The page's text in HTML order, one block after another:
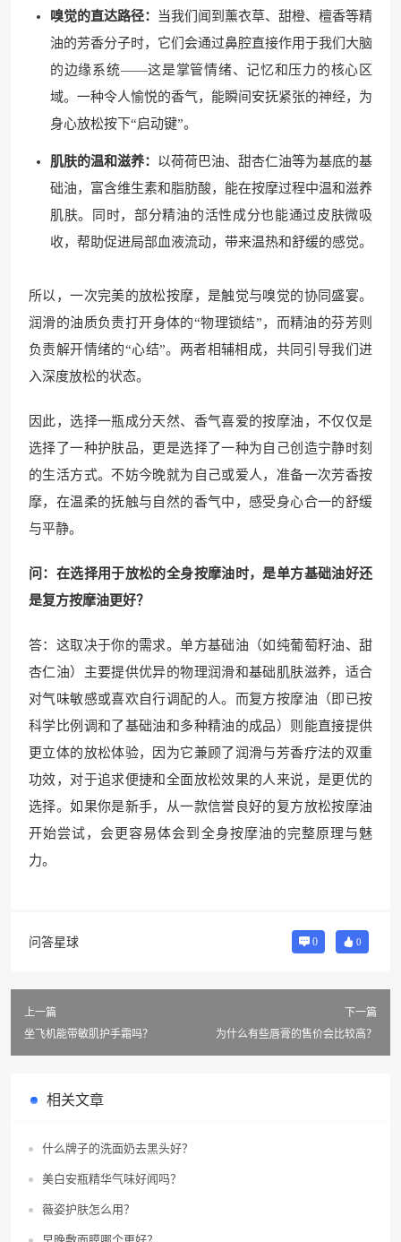
嗅觉的直达路径：
当我们闻到薰衣草、甜橙、檀香等精
油的芳香分子时，它们会通过鼻腔直接作用于我们大脑
的边缘系统——这是掌管情绪、记忆和压力的核心区
域。一种令人愉悦的香气，能瞬间安抚紧张的神经，为
身心放松按下“启动键”。
肌肤的温和滋养： 以荷荷巴油、甜杏仁油等为基底的基
础油，富含维生素和脂肪酸，能在按摩过程中温和滋养
肌肤。同时，部分精油的活性成分也能通过皮肤微吸
收，帮助促进局部血液流动，带来温热和舒缓的感觉。
所以，一次完美的放松按摩，是触觉与嗅觉的协同盛宴。
润滑的油质负责打开身体的“物理锁结”，而精油的芬芳则
负责解开情绪的“心结”。两者相辅相成，共同引导我们进
入深度放松的状态。
因此，选择一瓶成分天然、香气喜爱的按摩油，不仅仅是
选择了一种护肤品，更是选择了一种为自己创造宁静时刻
的生活方式。不妨今晚就为自己或爱人，准备一次芳香按
摩，在温柔的抚触与自然的香气中，感受身心合一的舒缓
与平静。
问：在选择用于放松的全身按摩油时，是单方基础油好还
是复方按摩油更好？
答：这取决于你的需求。单方基础油（如纯葡萄籽油、甜
杏仁油）主要提供优异的物理润滑和基础肌肤滋养，适合
对气味敏感或喜欢自行调配的人。而复方按摩油（即已按
科学比例调和了基础油和多种精油的成品）则能直接提供
更立体的放松体验，因为它兼顾了润滑与芳香疗法的双重
功效，对于追求便捷和全面放松效果的人来说，是更优的
选择。如果你是新手，从一款信誉良好的复方放松按摩油
开始尝试，会更容易体会到全身按摩油的完整原理与魅
力。
问答星球 0 0
上一篇
坐飞机能带敏肌护手霜吗？
下一篇
为什么有些唇膏的售价会比较高？
相关文章
什么牌子的洗面奶去黑头好？
美白安瓶精华气味好闻吗？
薇姿护肤怎么用？